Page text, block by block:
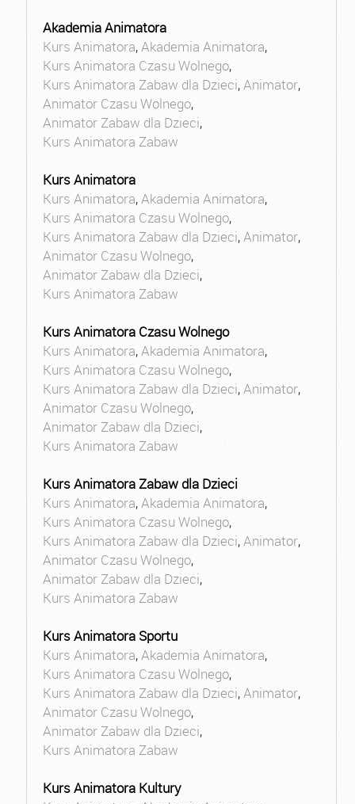
Akademia Animatora
Kurs Animatora,Akademia Animatora,
Kurs Animatora Czasu Wolnego,
Kurs Animatora Zabaw dla Dzieci,Animator,
Animator Czasu Wolnego,
Animator Zabaw dla Dzieci,
Kurs Animatora Zabaw
Kurs Animatora
Kurs Animatora,Akademia Animatora,
Kurs Animatora Czasu Wolnego,
Kurs Animatora Zabaw dla Dzieci,Animator,
Animator Czasu Wolnego,
Animator Zabaw dla Dzieci,
Kurs Animatora Zabaw
Kurs Animatora Czasu Wolnego
Kurs Animatora,Akademia Animatora,
Kurs Animatora Czasu Wolnego,
Kurs Animatora Zabaw dla Dzieci,Animator,
Animator Czasu Wolnego,
Animator Zabaw dla Dzieci,
Kurs Animatora Zabaw
Kurs Animatora Zabaw dla Dzieci
Kurs Animatora,Akademia Animatora,
Kurs Animatora Czasu Wolnego,
Kurs Animatora Zabaw dla Dzieci,Animator,
Animator Czasu Wolnego,
Animator Zabaw dla Dzieci,
Kurs Animatora Zabaw
Kurs Animatora Sportu
Kurs Animatora,Akademia Animatora,
Kurs Animatora Czasu Wolnego,
Kurs Animatora Zabaw dla Dzieci,Animator,
Animator Czasu Wolnego,
Animator Zabaw dla Dzieci,
Kurs Animatora Zabaw
Kurs Animatora Kultury